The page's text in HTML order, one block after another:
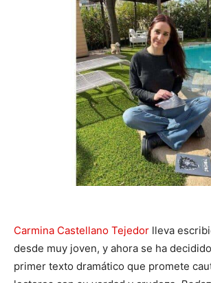
Carmina Castellano Tejedor lleva
desde muy joven, y ahora se ha
primer texto dramático que promete